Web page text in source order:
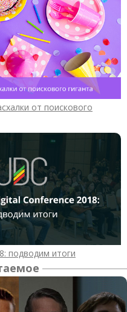
от поискового
подводим итоги